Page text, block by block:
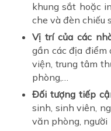
khung sắt hoặc
che và đèn chiếu
Vị trí của các
gần các địa điểm
viện, trung tâm
phòng,…
Đối tượng tiếp
sinh, sinh viên,
văn phòng, người